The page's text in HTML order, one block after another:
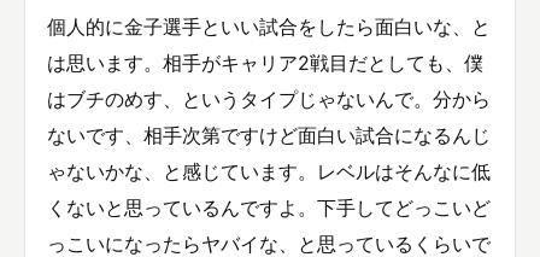
個人的に金子選手といい試合をしたら面白いな、と
は思います。相手がキャリア2戦目だとしても、僕
はブチのめす、というタイプじゃないんで。分から
ないです、相手次第ですけど面白い試合になるんじ
ゃないかな、と感じています。レベルはそんなに低
くないと思っているんですよ。下手してどっこいど
っこいになったらヤバイな、と思っているくらいで